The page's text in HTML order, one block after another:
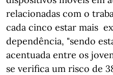
relacionadas com o
cada cinco estar mais
dependência, "sendo
acentuada entre os
se verifica um risco de